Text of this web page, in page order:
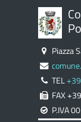
Piazza
TEL
FAX
P.IVA